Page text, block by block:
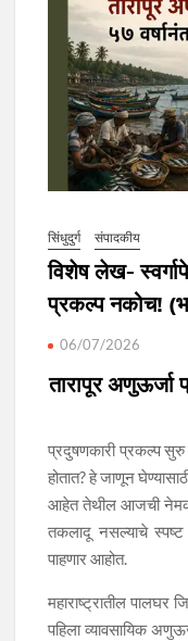
सिंधुदुर्ग संपादकीय
विशेष लेख-
प्रकल्प नकोच!
06/07/2026
तारापूर अणुऊर्जा
प्रदुषणकारी प्रकल्प सुरु
होतात? हे जाणून
आहेत तेथील आजची नेमकी
तकलादू नसल्याचे
पाहणार आहोत.
महाराष्ट्रातील पालघर
पहिला व्यावसायिक